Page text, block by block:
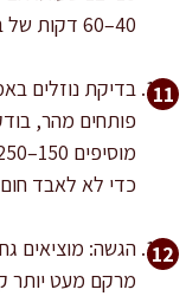
40–60 דקות של בישול על הכיריים לפלטה יציבה.
פותחים מהר,
כדי לא לאבד
הגשה: מוציאים